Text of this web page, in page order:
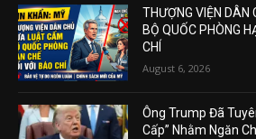
THƯỢNG VIỆN DÂN
BỘ QUỐC PHÒNG
CHÍ
August 6, 2026
Ông Trump Đã
Cấp” Nhằm Ngăn